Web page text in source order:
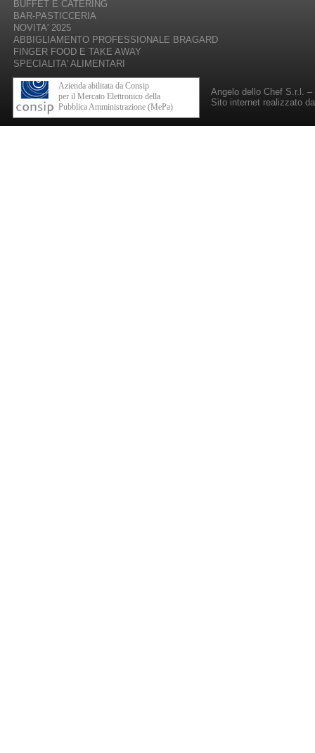
BUFFET E CATERING
BAR-PASTICCERIA
NOVITA' 2025
ABBIGLIAMENTO PROFESSIONALE BRAGARD
FINGER FOOD E TAKE AWAY
SPECIALITA' ALIMENTARI
Azienda abilitata da Consip
per il Mercato Elettronico della
Pubblica Amministrazione (MePa)
Angelo dello Chef S.r.l. –
Sito internet realizzato